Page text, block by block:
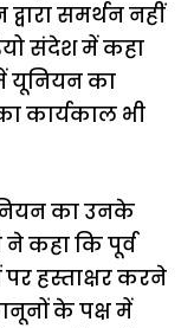
समर्थन नहीं
संदेश में कहा
यूनियन का
कार्यकाल भी
का उनके
कहा कि पूर्व
हस्ताक्षर करने
के पक्ष में